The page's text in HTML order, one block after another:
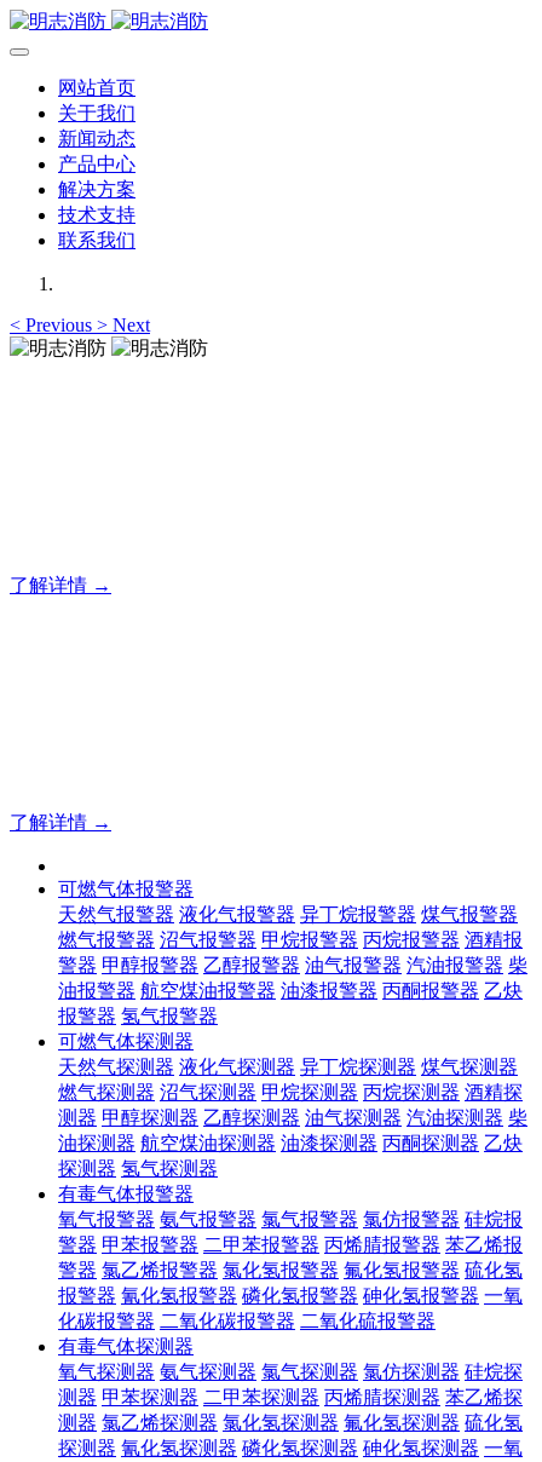
网站首页
关于我们
新闻动态
产品中心
解决方案
技术支持
联系我们
< Previous > Next
了解详情 →
了解详情 →
可燃气体报警器
天然气报警器 液化气报警器 异丁烷报警器 煤气报警器
燃气报警器 沼气报警器 甲烷报警器 丙烷报警器 酒精报
警器 甲醇报警器 乙醇报警器 油气报警器 汽油报警器 柴
油报警器 航空煤油报警器 油漆报警器 丙酮报警器 乙炔
报警器 氢气报警器
可燃气体探测器
天然气探测器 液化气探测器 异丁烷探测器 煤气探测器
燃气探测器 沼气探测器 甲烷探测器 丙烷探测器 酒精探
测器 甲醇探测器 乙醇探测器 油气探测器 汽油探测器 柴
油探测器 航空煤油探测器 油漆探测器 丙酮探测器 乙炔
探测器 氢气探测器
有毒气体报警器
氧气报警器 氨气报警器 氯气报警器 氯仿报警器 硅烷报
警器 甲苯报警器 二甲苯报警器 丙烯腈报警器 苯乙烯报
警器 氯乙烯报警器 氯化氢报警器 氟化氢报警器 硫化氢
报警器 氰化氢报警器 磷化氢报警器 砷化氢报警器 一氧
化碳报警器 二氧化碳报警器 二氧化硫报警器
有毒气体探测器
氧气探测器 氨气探测器 氯气探测器 氯仿探测器 硅烷探
测器 甲苯探测器 二甲苯探测器 丙烯腈探测器 苯乙烯探
测器 氯乙烯探测器 氯化氢探测器 氟化氢探测器 硫化氢
探测器 氰化氢探测器 磷化氢探测器 砷化氢探测器 一氧